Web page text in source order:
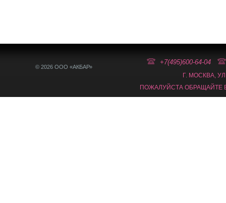
© 2026 ООО «АКБАР»
+7(495)600-64-04
Г. МОСКВА,
ПОЖАЛУЙСТА ОБРАЩАЙТЕ